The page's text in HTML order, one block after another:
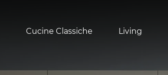
Cucine Classiche Living